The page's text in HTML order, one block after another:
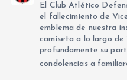
El Club Atlético
el fallecimiento de
emblema de nuestra
camiseta a lo largo de
profundamente su
condolencias a